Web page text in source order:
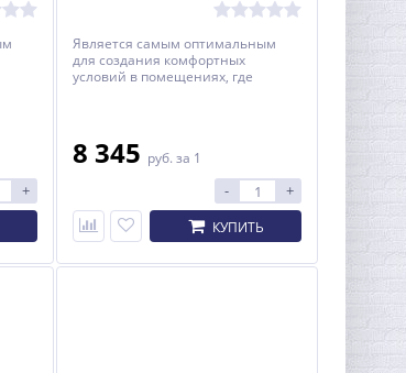
+
Является самым оптимальным
для создания комфортных
условий в помещениях, где
8 345 руб. за 1
- +
КУПИТЬ